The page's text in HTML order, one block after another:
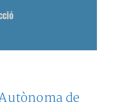
de